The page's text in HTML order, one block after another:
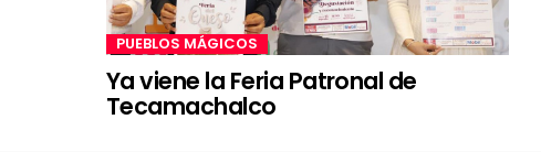
PUEBLOS MÁGICOS
Ya viene la Feria Patronal de
Tecamachalco